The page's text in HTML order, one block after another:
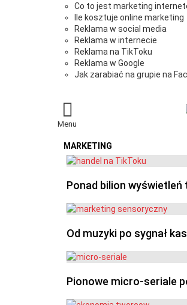
Co to jest marketing
Ile kosztuje online marketing
Reklama w social media
Reklama w internecie
Reklama na TikToku
Reklama w Google
Jak zarabiać na grupie na
Menu
MARKETING
OSTATNIE
Ponad bilion wyświetleń
Od muzyki po sygnał
Pionowe micro-seriale